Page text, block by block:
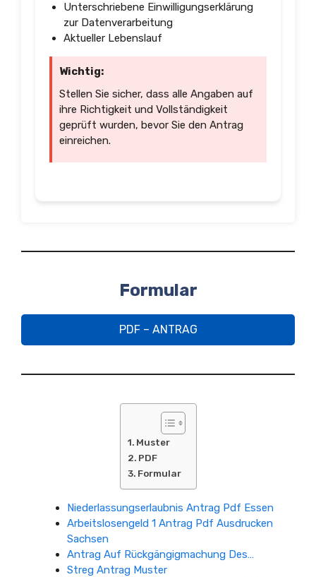
Unterschriebene Einwilligungserklärung
zur Datenverarbeitung
Aktueller Lebenslauf
Wichtig:
Stellen Sie sicher, dass alle Angaben auf
ihre Richtigkeit und Vollständigkeit
geprüft wurden, bevor Sie den Antrag
einreichen.
Formular
PDF – ANTRAG
Muster
PDF
Formular
Niederlassungserlaubnis Antrag Pdf Essen
Arbeitslosengeld 1 Antrag Pdf Ausdrucken
Sachsen
Antrag Auf Rückgängigmachung Des…
Streg Antrag Muster